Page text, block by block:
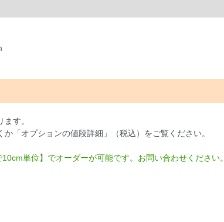
す。
「オプションの値段詳細」（税込）をご覧ください。
単位】でオーダーが可能です。お問い合わせください。